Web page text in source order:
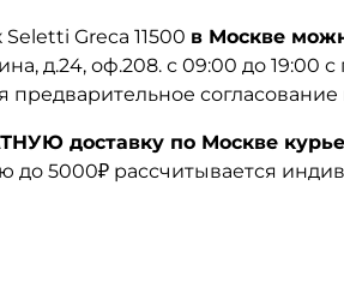
Greca 11500 в Москве
д.24, оф.208. с 09:00 до 19:00
предварительное
доставку по Москве
до 5000₽ рассчитывается